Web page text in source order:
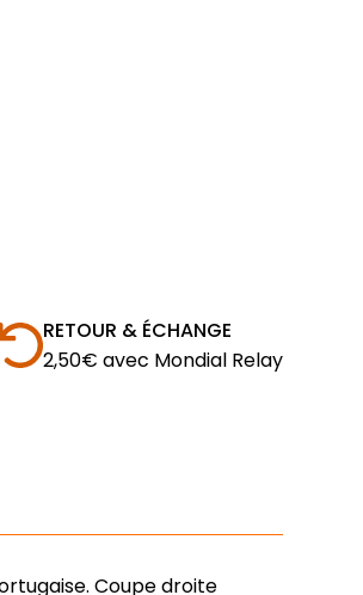
RETOUR & ÉCHANGE
2,50€ avec Mondial Relay
Coupe droite